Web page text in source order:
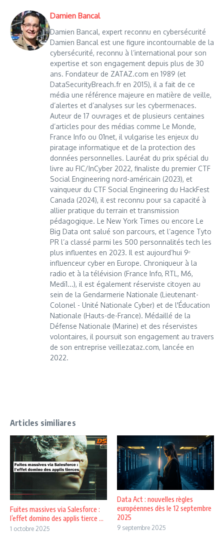
Damien Bancal
Damien Bancal, expert reconnu en cybersécurité
Damien Bancal est une figure incontournable de la
cybersécurité, reconnu à l’international pour son
expertise et son engagement depuis plus de 30
ans. Fondateur de ZATAZ.com en 1989 (et
DataSecurityBreach.fr en 2015), il a fait de ce
média une référence majeure en matière de veille,
d’alertes et d’analyses sur les cybermenaces.
Auteur de 17 ouvrages et de plusieurs centaines
d’articles pour des médias comme Le Monde,
France Info ou 01net, il vulgarise les enjeux du
piratage informatique et de la protection des
données personnelles. Lauréat du prix spécial du
livre au FIC/InCyber 2022, finaliste du premier CTF
Social Engineering nord-américain (2023), et
vainqueur du CTF Social Engineering du HackFest
Canada (2024), il est reconnu pour sa capacité à
allier pratique du terrain et transmission
pédagogique. Le New York Times ou encore Le
Big Data ont salué son parcours, et l’agence Tyto
PR l’a classé parmi les 500 personnalités tech les
plus influentes en 2023. Il est aujourd’hui 9ᵉ
influenceur cyber en Europe. Chroniqueur à la
radio et à la télévision (France Info, RTL, M6,
Medi1...), il est également réserviste citoyen au
sein de la Gendarmerie Nationale (Lieutenant-
Colonel - Unité Nationale Cyber) et de l'Éducation
Nationale (Hauts-de-France). Médaillé de la
Défense Nationale (Marine) et des réservistes
volontaires, il poursuit son engagement au travers
de son entreprise veillezataz.com, lancée en
2022.
Articles similiares
Fuites massives via Salesforce :
l’effet domino des applis tierce ...
1 octobre 2025
Data Act : nouvelles règles
européennes dès le 12 septembre
2025
9 septembre 2025